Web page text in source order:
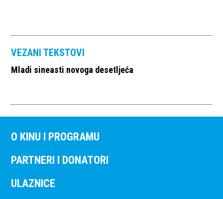
VEZANI TEKSTOVI
Mladi sineasti novoga desetljeća
O KINU I PROGRAMU
PARTNERI I DONATORI
ULAZNICE